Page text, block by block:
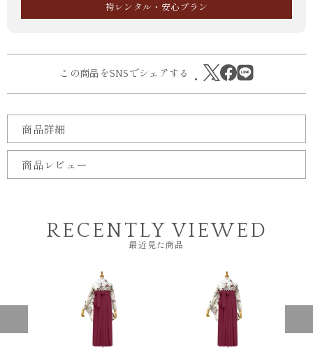
袴レンタル・安心プラン
この商品をSNSでシェアする
商品詳細
商品レビュー
RECENTLY VIEWED
最近見た商品